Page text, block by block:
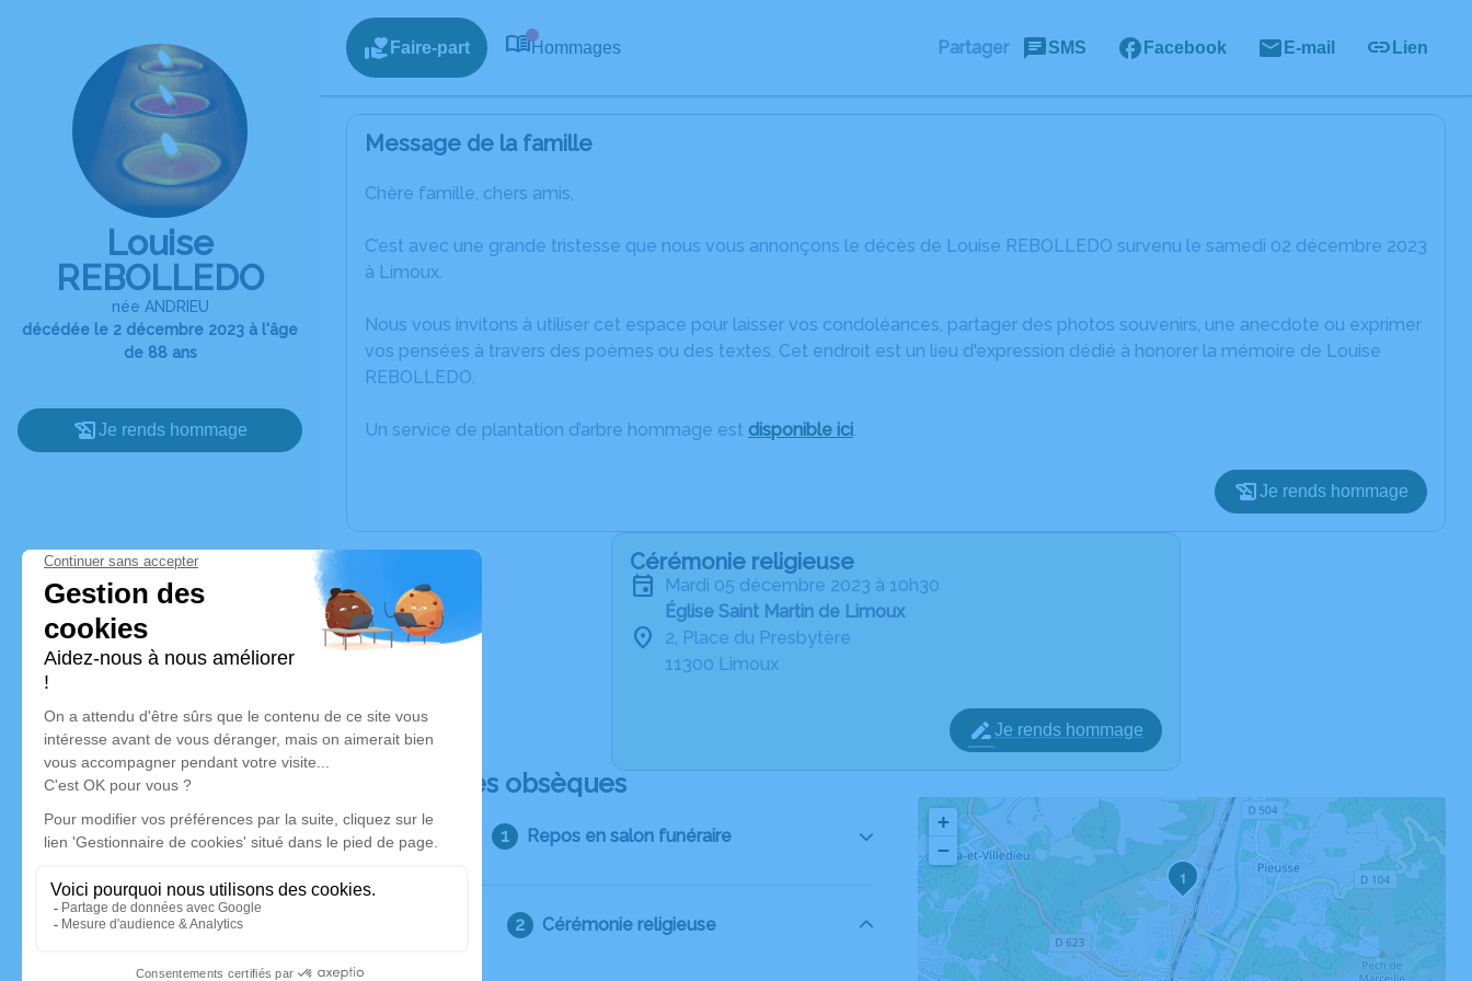
Louise
REBOLLEDO
née ANDRIEU
décédée le 2 décembre 2023 à l'âge
de 88 ans
Je rends hommage
Faire-part Hommages Partager SMS Facebook E-mail Lien
Message de la famille
Chère famille, chers amis,
C’est avec une grande tristesse que nous vous annonçons le décès de Louise REBOLLEDO survenu le samedi 02 décembre 2023
à Limoux.
Nous vous invitons à utiliser cet espace pour laisser vos condoléances, partager des photos souvenirs, une anecdote ou exprimer
vos pensées à travers des poèmes ou des textes. Cet endroit est un lieu d'expression dédié à honorer la mémoire de Louise
REBOLLEDO.
Un service de plantation d’arbre hommage est disponible ici.
Je rends hommage
Cérémonie religieuse
mardi 05 décembre 2023 à 10h30
Église Saint Martin de Limoux
2, Place du Presbytère
11300 Limoux
Je rends hommage
Déroulé des obsèques
Repos en salon funéraire
Cérémonie religieuse
1
+
−